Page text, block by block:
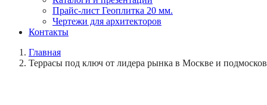
Прайс-лист Геоплитка 20 мм.
Чертежи для архитекторов
Контакты
Главная
Террасы под ключ от лидера рынка в Москве и